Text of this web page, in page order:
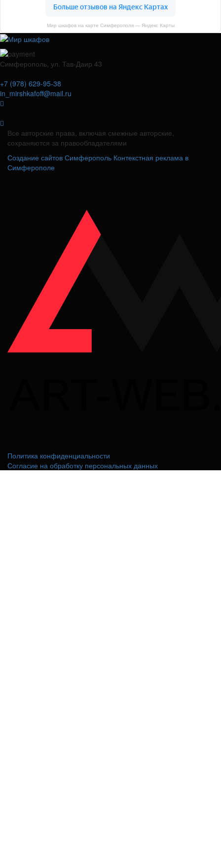
Мир шкафов на карте Симферополя — Яндекс Карты
Симферополь, ул. Тав-Даир 43
+7 (978) 629-95-38
in_mirshkafoff@mail.ru
Все авторские права, включая смежные авторские,
сохраняются за правообладателями
Создание сайтов Симферополь Контекстная реклама в
Симферополе
Политика конфиденциальности
Согласие на обработку персональных данных